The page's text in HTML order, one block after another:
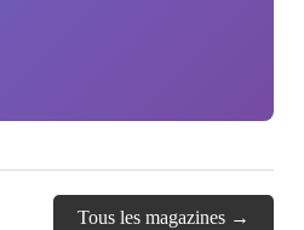
Tous les magazines →